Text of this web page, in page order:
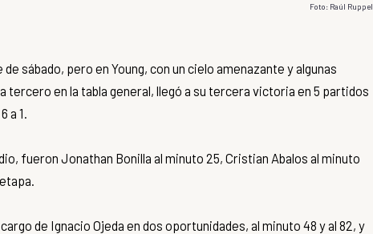
Foto: Raúl Ruppel
sábado, pero en Young, con un cielo amenazante y algunas
en la tabla general, llegó a su tercera victoria en 5 partidos
a 1.
fueron Jonathan Bonilla al minuto 25, Cristian Abalos al minuto
de Ignacio Ojeda en dos oportunidades, al minuto 48 y al 82, y